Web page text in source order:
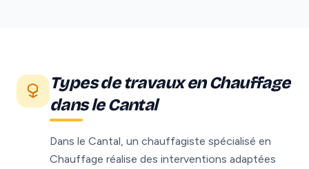
Types de travaux en Chauffage
dans le Cantal
Dans le Cantal, un chauffagiste spécialisé en
Chauffage réalise des interventions adaptées